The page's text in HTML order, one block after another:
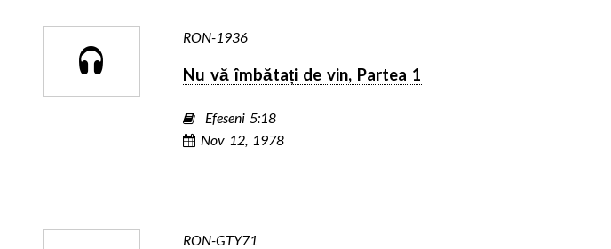
RON-1936
Nu vă îmbătați de vin, Partea 1
Efeseni 5:18
Nov 12, 1978
RON-GTY71